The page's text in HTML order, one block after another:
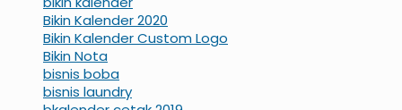
Bikin Kalender 2020
Bikin Kalender Custom Logo
Bikin Nota
bisnis boba
bisnis laundry